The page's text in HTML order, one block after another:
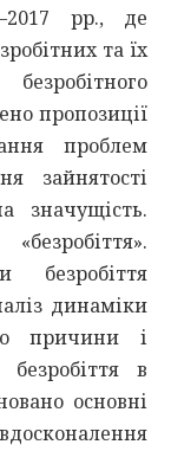
рр., де
та їх
пропозиції
проблем
зайнятості
значущість.
безробіття
динаміки
причини і
в
основні